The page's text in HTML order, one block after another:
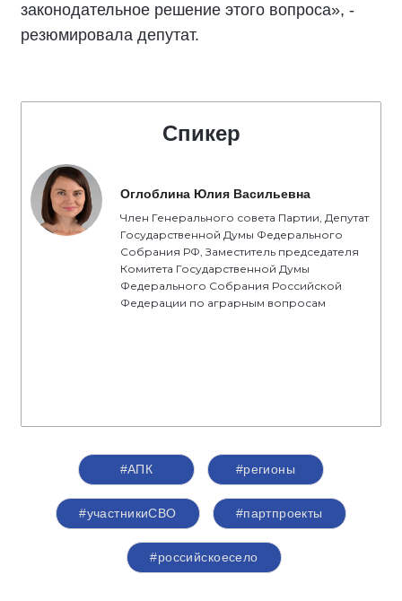
законодательное решение этого вопроса», -
резюмировала депутат.
Спикер
Оглоблина Юлия Васильевна
Член Генерального совета Партии, Депутат
Государственной Думы Федерального
Собрания РФ, Заместитель председателя
Комитета Государственной Думы
Федерального Собрания Российской
Федерации по аграрным вопросам
#АПК #регионы
#участникиСВО #партпроекты
#российскоесело